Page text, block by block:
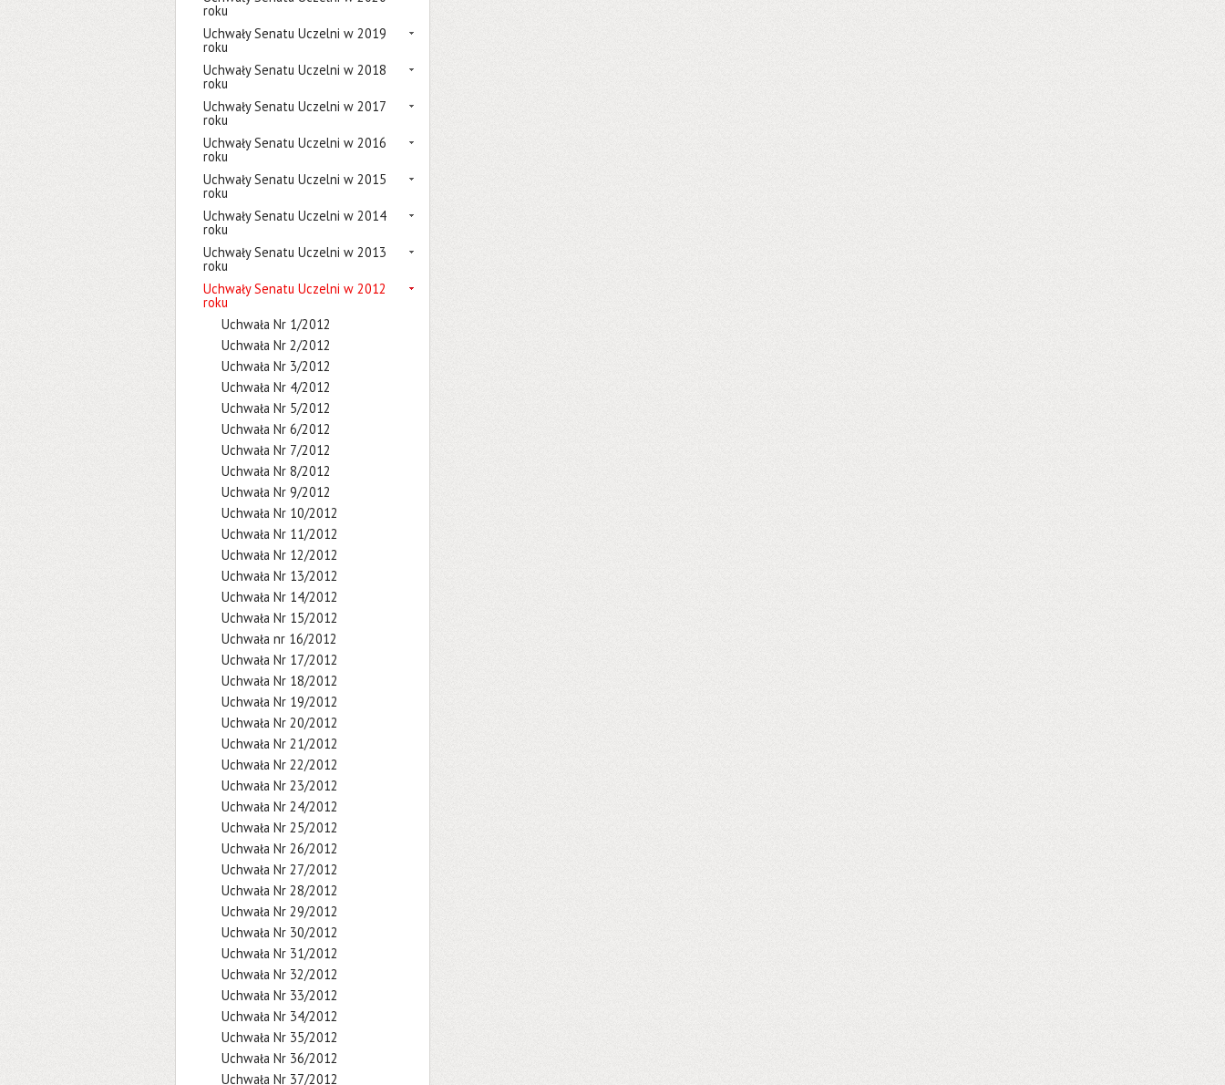
roku
Uchwały Senatu Uczelni w 2019
roku
Uchwały Senatu Uczelni w 2018
roku
Uchwały Senatu Uczelni w 2017
roku
Uchwały Senatu Uczelni w 2016
roku
Uchwały Senatu Uczelni w 2015
roku
Uchwały Senatu Uczelni w 2014
roku
Uchwały Senatu Uczelni w 2013
roku
Uchwały Senatu Uczelni w 2012
roku
Uchwała Nr 1/2012
Uchwała Nr 2/2012
Uchwała Nr 3/2012
Uchwała Nr 4/2012
Uchwała Nr 5/2012
Uchwała Nr 6/2012
Uchwała Nr 7/2012
Uchwała Nr 8/2012
Uchwała Nr 9/2012
Uchwała Nr 10/2012
Uchwała Nr 11/2012
Uchwała Nr 12/2012
Uchwała Nr 13/2012
Uchwała Nr 14/2012
Uchwała Nr 15/2012
Uchwała nr 16/2012
Uchwała Nr 17/2012
Uchwała Nr 18/2012
Uchwała Nr 19/2012
Uchwała Nr 20/2012
Uchwała Nr 21/2012
Uchwała Nr 22/2012
Uchwała Nr 23/2012
Uchwała Nr 24/2012
Uchwała Nr 25/2012
Uchwała Nr 26/2012
Uchwała Nr 27/2012
Uchwała Nr 28/2012
Uchwała Nr 29/2012
Uchwała Nr 30/2012
Uchwała Nr 31/2012
Uchwała Nr 32/2012
Uchwała Nr 33/2012
Uchwała Nr 34/2012
Uchwała Nr 35/2012
Uchwała Nr 36/2012
Uchwała Nr 37/2012